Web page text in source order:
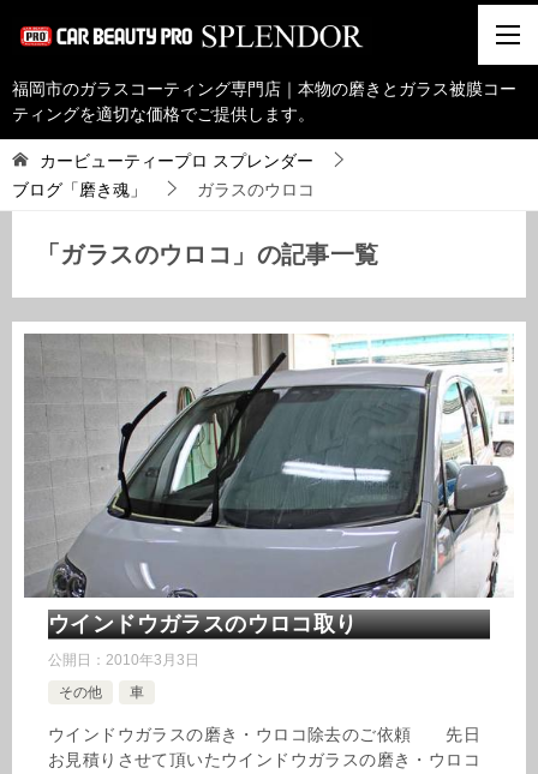
福岡市のガラスコーティング専門店｜本物の磨きとガラス被膜コー
ティングを適切な価格でご提供します。
カービューティープロ スプレンダー
ブログ「磨き魂」
ガラスのウロコ
「ガラスのウロコ」の記事一覧
ウインドウガラスのウロコ取り
公開日： 2010年3月3日
その他
車
ウインドウガラスの磨き・ウロコ除去のご依頼 先日
お見積りさせて頂いたウインドウガラスの磨き・ウロコ